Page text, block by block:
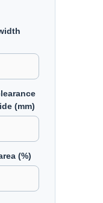
(mm)
(%)